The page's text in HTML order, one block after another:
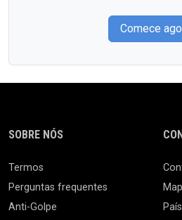
Comece
SOBRE NÓS
Termos
Perguntas frequentes
Anti-Golpe